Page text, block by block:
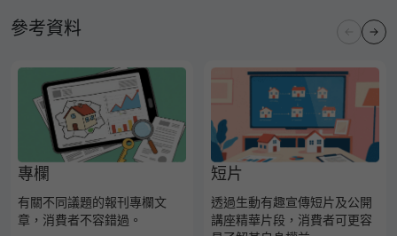
參考資料
專欄
有關不同議題的報刊專欄文
章，消費者不容錯過。
短片
透過生動有趣宣傳短片及公開
講座精華片段，消費者可更容